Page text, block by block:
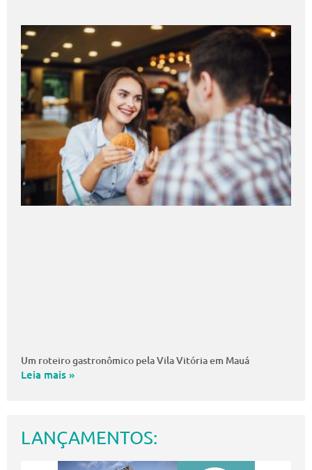
Um roteiro gastronômico pela Vila Vitória em Mauá
Leia mais »
LANÇAMENTOS: